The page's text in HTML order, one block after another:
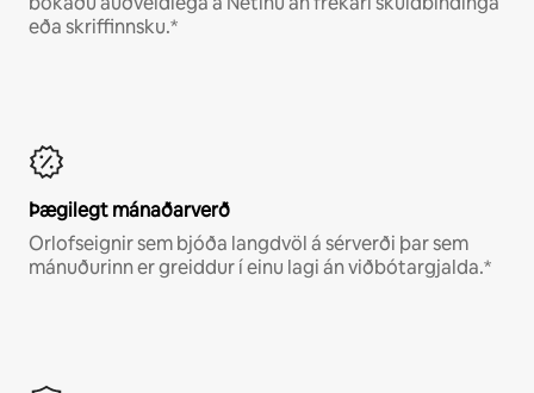
eða skriffinnsku.*
Þægilegt mánaðarverð
Orlofseignir sem bjóða langdvöl á sérverði þar sem
mánuðurinn er greiddur í einu lagi án viðbótargjalda.*